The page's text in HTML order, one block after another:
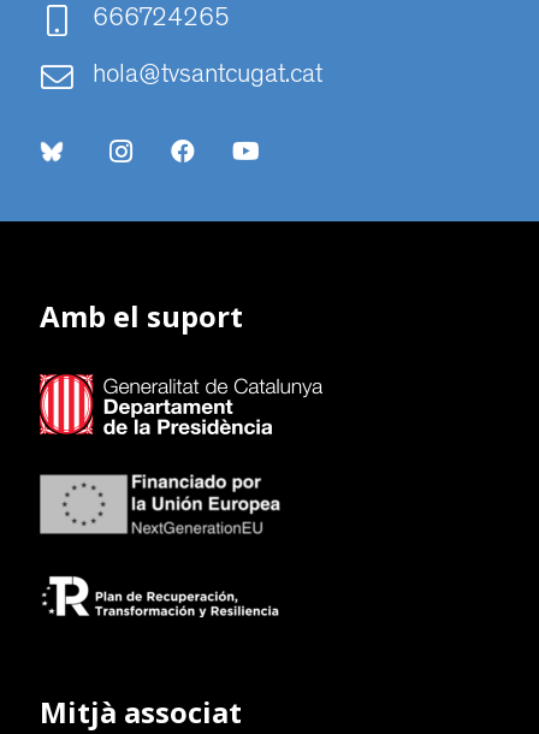
666724265
hola@tvsantcugat.cat
Amb el suport
Mitjà associat